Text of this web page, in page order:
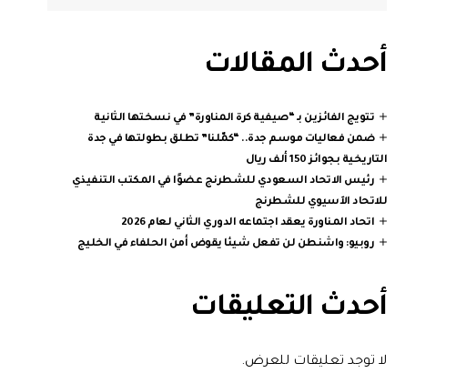
أحدث المقالات
تتويج الفائزين بـ “صيفية كرة المناورة” في نسختها الثانية
ضمن فعاليات موسم جدة.. “كمّلنا” تطلق بطولتها في جدة
التاريخية بجوائز 150 ألف ريال
رئيس الاتحاد السعودي للشطرنج عضوًا في المكتب التنفيذي
للاتحاد الآسيوي للشطرنج
اتحاد المناورة يعقد اجتماعه الدوري الثاني لعام 2026
روبيو: واشنطن لن تفعل شيئا يقوض أمن الحلفاء في الخليج
أحدث التعليقات
لا توجد تعليقات للعرض.